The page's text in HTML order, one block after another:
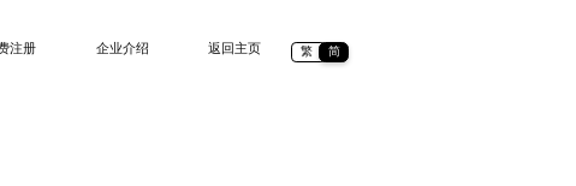
注册 企业介绍 返回主页 繁 简